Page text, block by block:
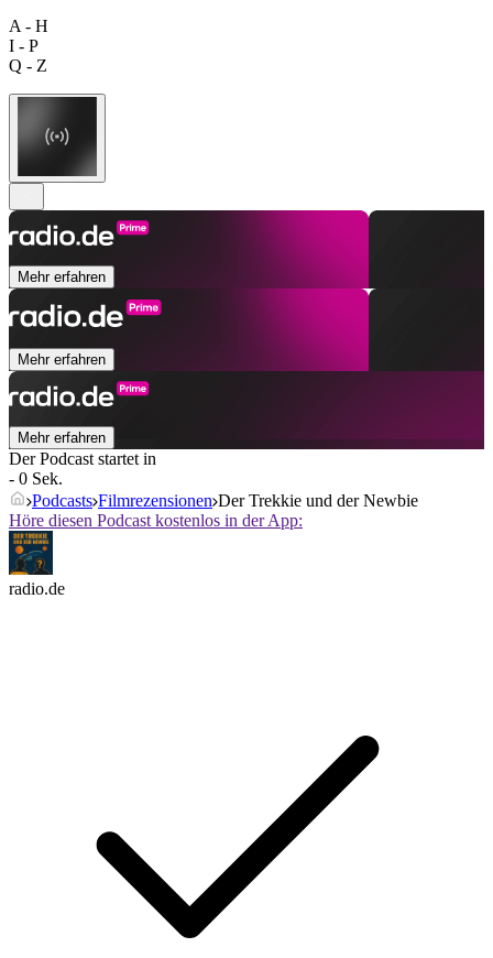
A - H
I - P
Q - Z
Mehr erfahren
Mehr erfahren
Mehr erfahren
Der Podcast startet in
- 0 Sek.
Podcasts Filmrezensionen Der Trekkie und der Newbie
Höre diesen Podcast kostenlos in der App:
radio.de